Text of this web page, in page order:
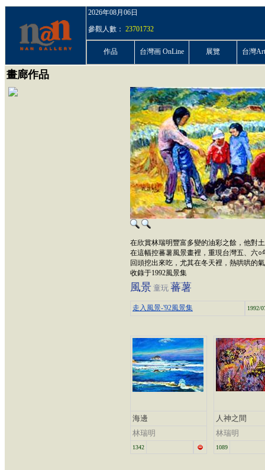
2026年08月06日
參觀人數： 23701732
作品 台灣画 OnLine 展覽 台灣
畫廊作品
在欣賞林瑞明豐富多變的油彩之餘，他對
在這幅控蕃薯風景畫裡，重現台灣五、六
回頭挖出來吃，尤其在冬天裡，熱哄哄的
收錄于1992風景集
風景 童玩 蕃薯
走入風景-'92風景集 1992/
海邊
林瑞明
1342
人神之間
林瑞明
1089